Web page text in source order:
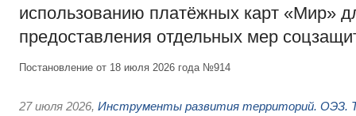
использованию платёжных карт «Мир»
предоставления отдельных мер
Постановление от 18 июля 2026 года №914
27 июля 2026, Инструменты развития территорий. ОЭЗ.